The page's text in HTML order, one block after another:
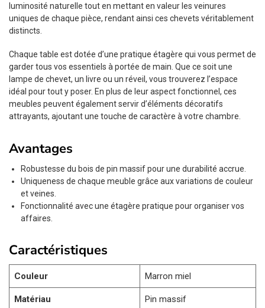
luminosité naturelle tout en mettant en valeur les veinures
uniques de chaque pièce, rendant ainsi ces chevets véritablement
distincts.
Chaque table est dotée d’une pratique étagère qui vous permet de
garder tous vos essentiels à portée de main. Que ce soit une
lampe de chevet, un livre ou un réveil, vous trouverez l’espace
idéal pour tout y poser. En plus de leur aspect fonctionnel, ces
meubles peuvent également servir d’éléments décoratifs
attrayants, ajoutant une touche de caractère à votre chambre.
Avantages
Robustesse du bois de pin massif pour une durabilité accrue.
Uniqueness de chaque meuble grâce aux variations de couleur
et veines.
Fonctionnalité avec une étagère pratique pour organiser vos
affaires.
Caractéristiques
Couleur Marron miel
Matériau Pin massif